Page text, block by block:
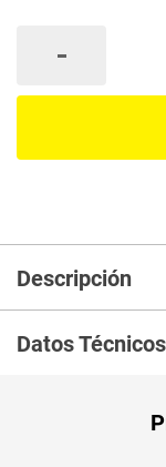
Descripción
textura mate y 6 en
micropulverizados
Datos Técnicos